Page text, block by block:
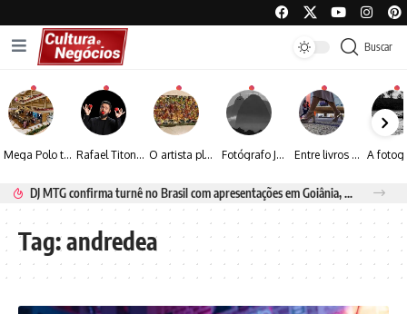
Buscar
Mega Polo transforma lançamento de coleção em plataforma nacional de negócios e projeta crescimento de mais de 15% Rafael Titonelly leva magia e acolhimento a crianças em tratamento oncológico em Juiz de Fora O artista plástico Jorge Luiz transforma sustentabilidade e criatividade em arte contemporânea Fotógrafo José Roberto apresenta um olhar sensível sobre arquitetura, formas e luz na fotografia Entre livros e fotografia autoral, Sebastião Reis consolida uma trajetória marcada pelo olhar artístico
DJ MTG confirma turnê no Brasil com apresentações em Goiânia, Porto Seguro e Rio de Janeiro
Tag:andredea